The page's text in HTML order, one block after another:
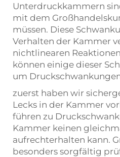
Unterdruckkammern
mit dem
müssen. Diese
Verhalten der Kammer
nichtlinearen
können einige dieser
um
zuerst haben wir
Lecks in der Kammer
führen zu
Kammer keinen
aufrechterhalten kann.
besonders sorgfältig